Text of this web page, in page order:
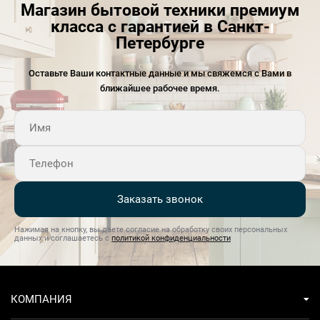
Магазин бытовой техники премиум
класса с гарантией в Санкт-
Петербурге
Оставьте Ваши контактные данные и мы свяжемся с Вами в
ближайшее рабочее время.
Заказать звонок
Нажимая на кнопку, вы даете согласие на обработку своих персональных
данных и соглашаетесь с политикой конфиденциальности
КОМПАНИЯ